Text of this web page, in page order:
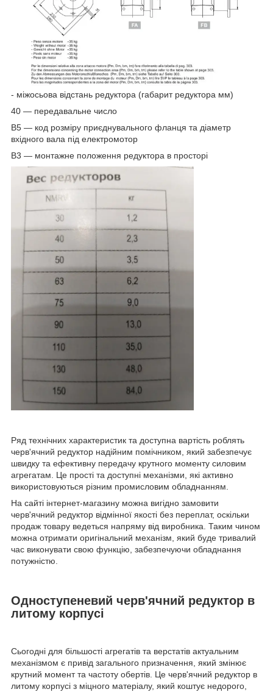
- міжосьова відстань редуктора (габарит редуктора мм)
40 — передавальне число
В5 — код розміру приєднувального фланця та діаметр
вхідного вала під електромотор
В3 — монтажне положення редуктора в просторі
Ряд технічних характеристик та доступна вартість роблять
черв'ячний редуктор надійним помічником, який забезпечує
швидку та ефективну передачу крутного моменту силовим
агрегатам. Це прості та доступні механізми, які активно
використовуються різним промисловим обладнанням.
На сайті інтернет-магазину можна вигідно замовити
черв'ячний редуктор відмінної якості без переплат, оскільки
продаж товару ведеться напряму від виробника. Таким чином
можна отримати оригінальний механізм, який буде тривалий
час виконувати свою функцію, забезпечуючи обладнання
потужністю.
Одноступеневий черв'ячний редуктор в
литому корпусі
Сьогодні для більшості агрегатів та верстатів актуальним
механізмом є привід загального призначення, який змінює
крутний момент та частоту обертів. Це черв'ячний редуктор в
литому корпусі з міцного матеріалу, який коштує недорого,